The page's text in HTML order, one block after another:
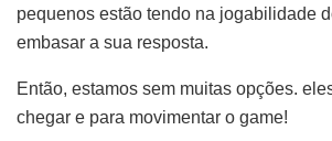
pequenos estão tendo na jogabilidade
embasar a sua resposta.
Então, estamos sem muitas opções.
chegar e para movimentar o game!